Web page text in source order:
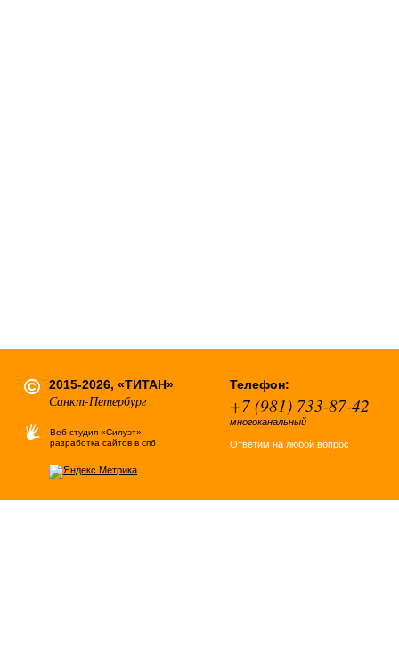
2015-2026, «ТИТАН»
Санкт-Петербург
Веб-студия «Силуэт»:
разработка сайтов в спб
Телефон:
+7 (981) 733-87-42
многоканальный
Ответим на любой вопрос